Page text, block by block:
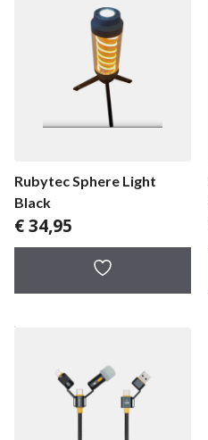
Rubytec Sphere Light
Black
€34,95